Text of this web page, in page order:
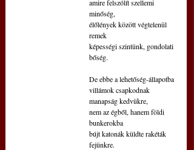
amire felszólít szellemi
minőség,
élőlények között végtelenül
remek
képességi szintünk, gondolati
bőség.
De ebbe a lehetőség-állapotba
villámok csapkodnak
manapság kedvükre,
nem az égből, hanem földi
bunkerokba
bújt katonák küldte rakéták
fejünkre.